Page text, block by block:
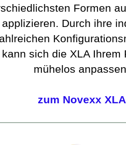
Formen
Durch ihre
kann sich die XLA Ihrem
mühelos
zum Novexx XLA